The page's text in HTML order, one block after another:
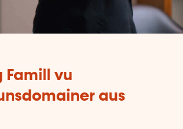
Famill vu
aus